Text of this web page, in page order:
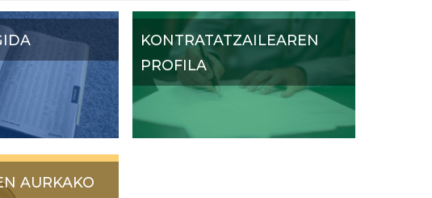
KONTRATATZAILEAREN
PROFILA
AURKAKO